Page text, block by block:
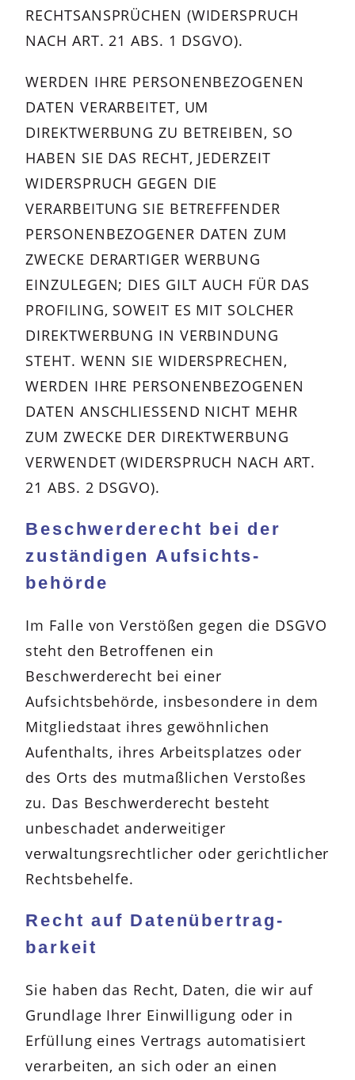
RECHTSANSPRÜCHEN (WIDERSPRUCH
NACH ART. 21 ABS. 1 DSGVO).
WERDEN IHRE PERSONENBEZOGENEN
DATEN VERARBEITET, UM
DIREKTWERBUNG ZU BETREIBEN, SO
HABEN SIE DAS RECHT, JEDERZEIT
WIDERSPRUCH GEGEN DIE
VERARBEITUNG SIE BETREFFENDER
PERSONENBEZOGENER DATEN ZUM
ZWECKE DERARTIGER WERBUNG
EINZULEGEN; DIES GILT AUCH FÜR DAS
PROFILING, SOWEIT ES MIT SOLCHER
DIREKTWERBUNG IN VERBINDUNG
STEHT. WENN SIE WIDERSPRECHEN,
WERDEN IHRE PERSONENBEZOGENEN
DATEN ANSCHLIESSEND NICHT MEHR
ZUM ZWECKE DER DIREKTWERBUNG
VERWENDET (WIDERSPRUCH NACH ART.
21 ABS. 2 DSGVO).
Beschwerde­recht bei der
zuständigen Aufsichts­
behörde
Im Falle von Verstößen gegen die DSGVO
steht den Betroffenen ein
Beschwerderecht bei einer
Aufsichtsbehörde, insbesondere in dem
Mitgliedstaat ihres gewöhnlichen
Aufenthalts, ihres Arbeitsplatzes oder
des Orts des mutmaßlichen Verstoßes
zu. Das Beschwerderecht besteht
unbeschadet anderweitiger
verwaltungsrechtlicher oder gerichtlicher
Rechtsbehelfe.
Recht auf Daten­übertrag­
barkeit
Sie haben das Recht, Daten, die wir auf
Grundlage Ihrer Einwilligung oder in
Erfüllung eines Vertrags automatisiert
verarbeiten, an sich oder an einen